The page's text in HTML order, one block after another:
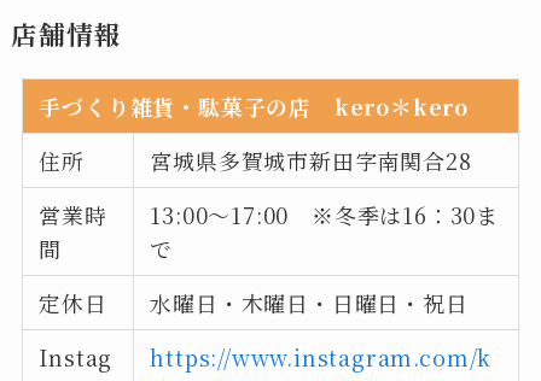
店舗情報
手づくり雑貨・駄菓子の店 kero＊kero
住所
宮城県多賀城市新田字南関合28
営業時
間
13:00～17:00 ※冬季は16：30ま
で
定休日
水曜日・木曜日・日曜日・祝日
Instag
https://www.instagram.com/k